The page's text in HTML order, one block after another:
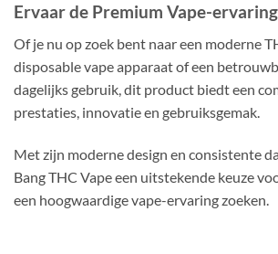
Ervaar de Premium Vape-ervaring
Of je nu op zoek bent naar een moderne
disposable vape apparaat of een
dagelijks gebruik, dit product biedt een
prestaties, innovatie en gebruiksgemak.
Met zijn moderne design en consistente
Bang THC Vape een uitstekende keuze
een hoogwaardige vape-ervaring zoeken.